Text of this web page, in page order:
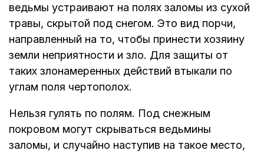
ведьмы устраивают на полях заломы из сухой
травы, скрытой под снегом. Это вид порчи,
направленный на то, чтобы принести хозяину
земли неприятности и зло. Для защиты от
таких злонамеренных действий втыкали по
углам поля чертополох.
Нельзя гулять по полям. Под снежным
покровом могут скрываться ведьмины
заломы, и случайно наступив на такое место,